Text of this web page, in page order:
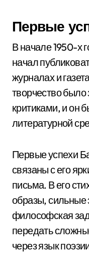
Первые
В начале 1950-х
начал
журналах и
творчество
критиками, и он
литературной
Первые успехи
связаны с его
письма. В его
образы, сильные
философская
передать
через язык